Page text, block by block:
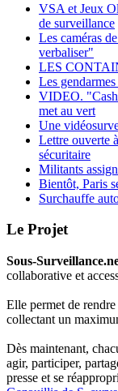
VSA et Jeux
de surveillance
Les caméras
verbaliser"
LES
Les
VIDEO. "Cash
met au vert
Une
Lettre ouverte
sécuritaire
Militants
Bientôt, Paris
Surchauffe
Le Projet
Sous-
collaborative et
Elle permet de
collectant un
Dès maintenant,
agir, participer,
presse et se